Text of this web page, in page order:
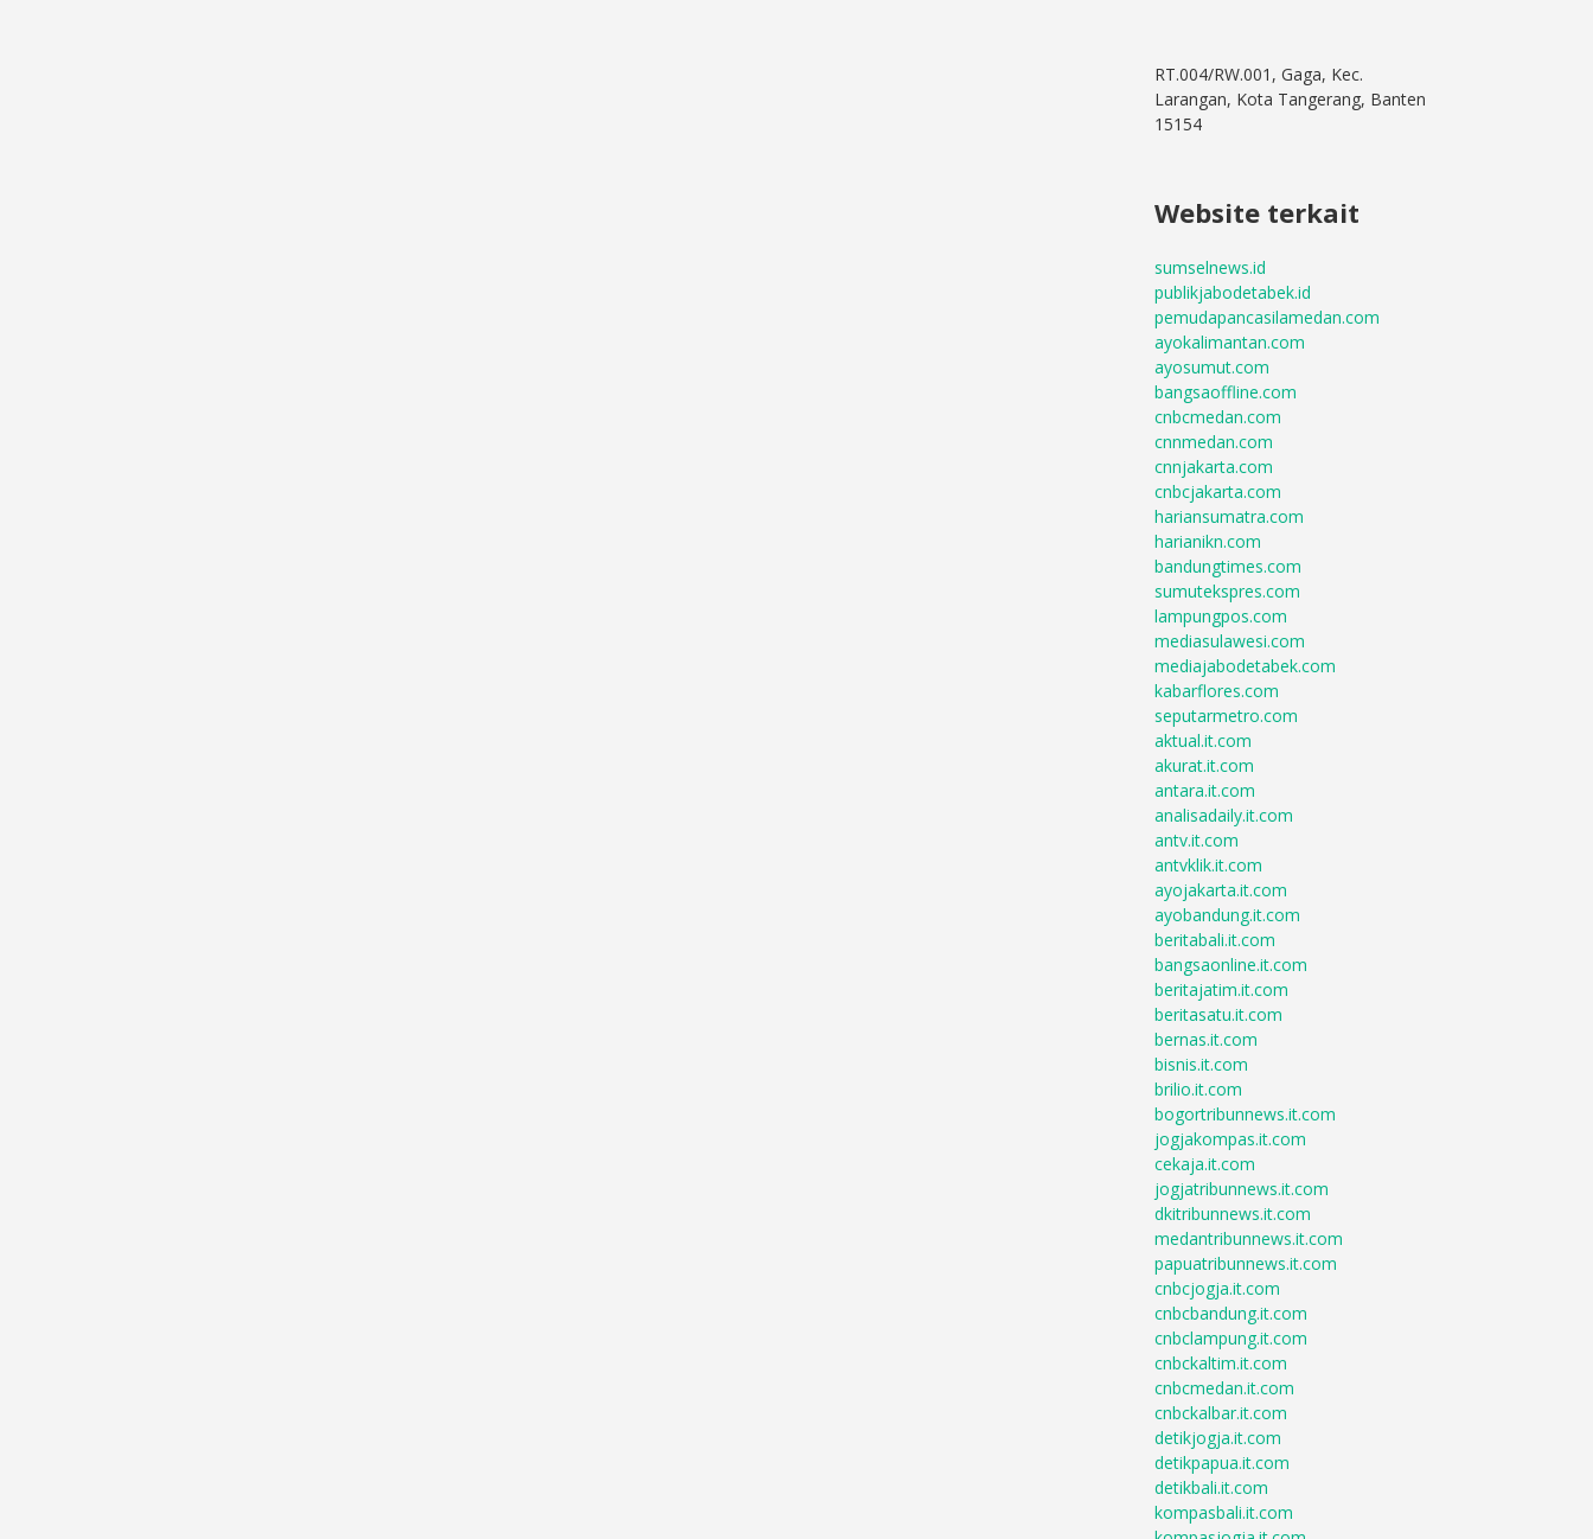
RT.004/RW.001, Gaga, Kec.
Larangan, Kota Tangerang, Banten
15154
Website terkait
sumselnews.id
publikjabodetabek.id
pemudapancasilamedan.com
ayokalimantan.com
ayosumut.com
bangsaoffline.com
cnbcmedan.com
cnnmedan.com
cnnjakarta.com
cnbcjakarta.com
hariansumatra.com
harianikn.com
bandungtimes.com
sumutekspres.com
lampungpos.com
mediasulawesi.com
mediajabodetabek.com
kabarflores.com
seputarmetro.com
aktual.it.com
akurat.it.com
antara.it.com
analisadaily.it.com
antv.it.com
antvklik.it.com
ayojakarta.it.com
ayobandung.it.com
beritabali.it.com
bangsaonline.it.com
beritajatim.it.com
beritasatu.it.com
bernas.it.com
bisnis.it.com
brilio.it.com
bogortribunnews.it.com
jogjakompas.it.com
cekaja.it.com
jogjatribunnews.it.com
dkitribunnews.it.com
medantribunnews.it.com
papuatribunnews.it.com
cnbcjogja.it.com
cnbcbandung.it.com
cnbclampung.it.com
cnbckaltim.it.com
cnbcmedan.it.com
cnbckalbar.it.com
detikjogja.it.com
detikpapua.it.com
detikbali.it.com
kompasbali.it.com